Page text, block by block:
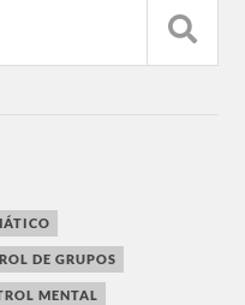
DE GRUPOS
MENTAL